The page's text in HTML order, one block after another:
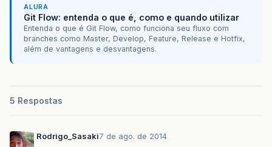
ALURA
Git Flow: entenda o que é, como e quando utilizar
Entenda o que é Git Flow, como funciona seu fluxo com
branches como Master, Develop, Feature, Release e Hotfix,
além de vantagens e desvantagens.
5 Respostas
Rodrigo_Sasaki7 de ago. de 2014